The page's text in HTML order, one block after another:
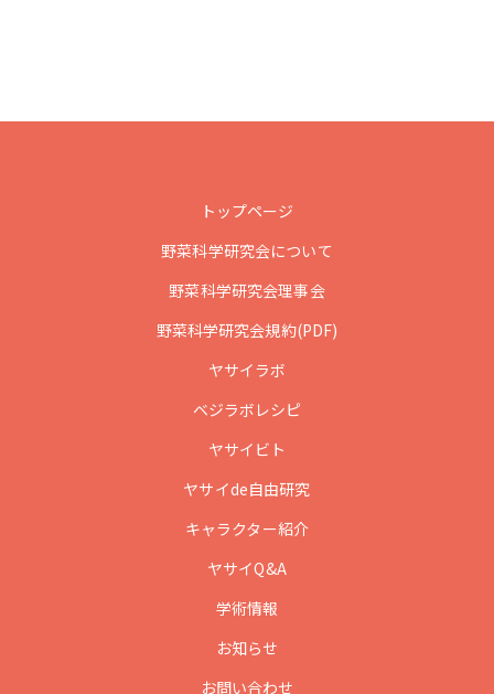
トップページ
野菜科学研究会について
野菜科学研究会理事会
野菜科学研究会規約(PDF)
ヤサイラボ
ベジラボレシピ
ヤサイビト
ヤサイde自由研究
キャラクター紹介
ヤサイQ&A
学術情報
お知らせ
お問い合わせ